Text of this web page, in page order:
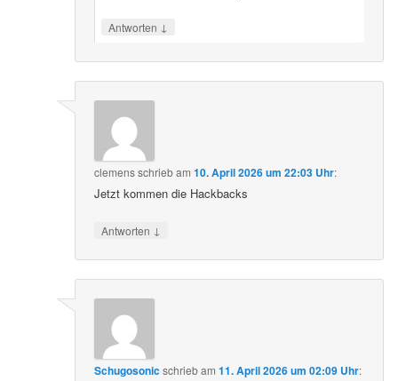
Antworten ↓
clemensschriebam10. April 2026 um 22:03 Uhr:
Jetzt kommen die Hackbacks
Antworten ↓
Schugosonicschriebam11. April 2026 um 02:09 Uhr: